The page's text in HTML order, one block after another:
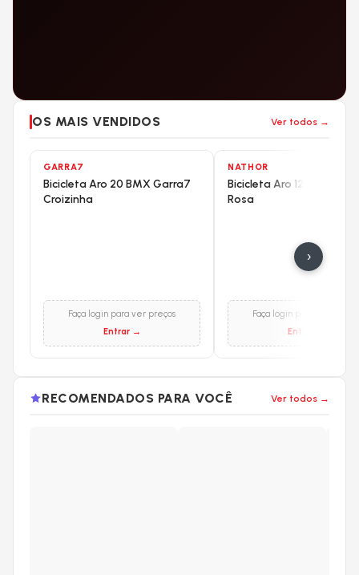
OS MAIS VENDIDOS Ver todos →
›
GARRA7
Bicicleta Aro 20 BMX Garra7
Croizinha
Faça login para ver preços
Entrar →
NATHOR
Bicicleta Aro 12 Nathor
Rosa
Faça login para ver preços
Entrar →
RECOMENDADOS PARA VOCÊ Ver todos →